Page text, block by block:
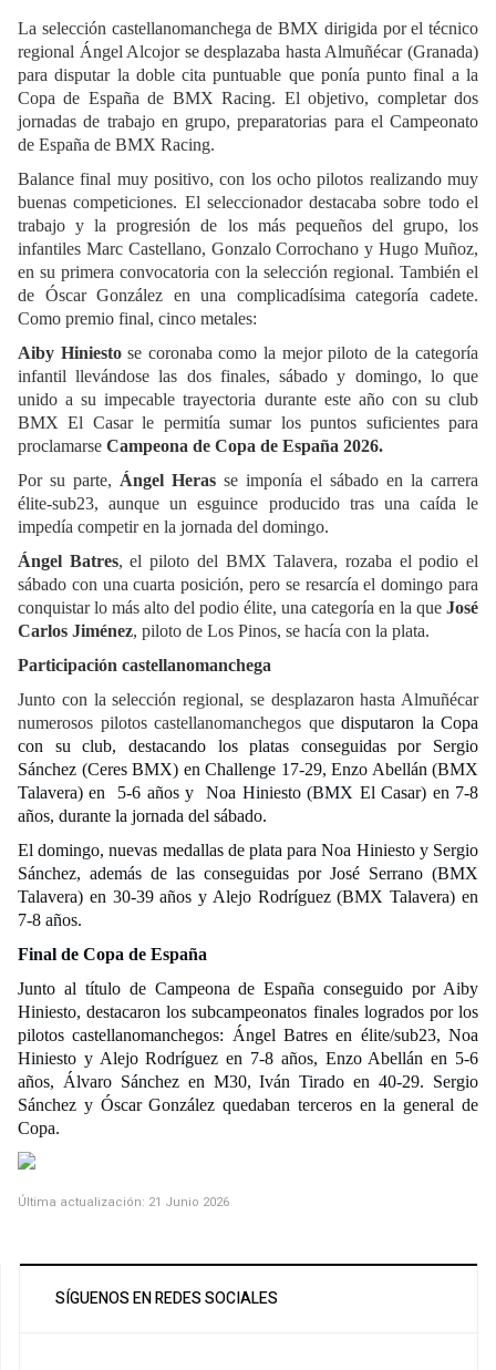
La selección castellanomanchega de BMX dirigida por el técnico
regional Ángel Alcojor se desplazaba hasta Almuñécar (Granada)
para disputar la doble cita puntuable que ponía punto final a la
Copa de España de BMX Racing. El objetivo, completar dos
jornadas de trabajo en grupo, preparatorias para el Campeonato
de España de BMX Racing.
Balance final muy positivo, con los ocho pilotos realizando muy
buenas competiciones. El seleccionador destacaba sobre todo el
trabajo y la progresión de los más pequeños del grupo, los
infantiles Marc Castellano, Gonzalo Corrochano y Hugo Muñoz,
en su primera convocatoria con la selección regional. También el
de Óscar González en una complicadísima categoría cadete.
Como premio final, cinco metales:
Aiby Hiniestose coronaba como la mejor piloto de la categoría
infantil llevándose las dos finales, sábado y domingo, lo que
unido a su impecable trayectoria durante este año con su club
BMX El Casar le permitía sumar los puntos suficientes para
proclamarse Campeona de Copa de España 2026.
Por su parte, Ángel Heras se imponía el sábado en la carrera
élite-sub23, aunque un esguince producido tras una caída le
impedía competir en la jornada del domingo.
Ángel Batres, el piloto del BMX Talavera, rozaba el podio el
sábado con una cuarta posición, pero se resarcía el domingo para
conquistar lo más alto del podio élite, una categoría en la que José
Carlos Jiménez, piloto de Los Pinos, se hacía con la plata.
Participación castellanomanchega
Junto con la selección regional, se desplazaron hasta Almuñécar
numerosos pilotos castellanomanchegos que disputaron la Copa
con su club, destacando los platas conseguidas por Sergio
Sánchez (Ceres BMX) en Challenge 17-29, Enzo Abellán (BMX
Talavera) en
5-6 años y
Noa Hiniesto (BMX El Casar) en 7-8
años, durante la jornada del sábado.
El domingo, nuevas medallas de plata para Noa Hiniesto y Sergio
Sánchez, además de las conseguidas por José Serrano (BMX
Talavera) en 30-39 años y Alejo Rodríguez (BMX Talavera) en
7-8 años.
Final de Copa de España
Junto al título de Campeona de España conseguido por Aiby
Hiniesto, destacaron los subcampeonatos finales logrados por los
pilotos castellanomanchegos: Ángel Batres en élite/sub23, Noa
Hiniesto y Alejo Rodríguez en 7-8 años, Enzo Abellán en 5-6
años, Álvaro Sánchez en M30, Iván Tirado en 40-29. Sergio
Sánchez y Óscar González quedaban terceros en la general de
Copa.
Última actualización: 21 Junio 2026
SÍGUENOS EN REDES SOCIALES